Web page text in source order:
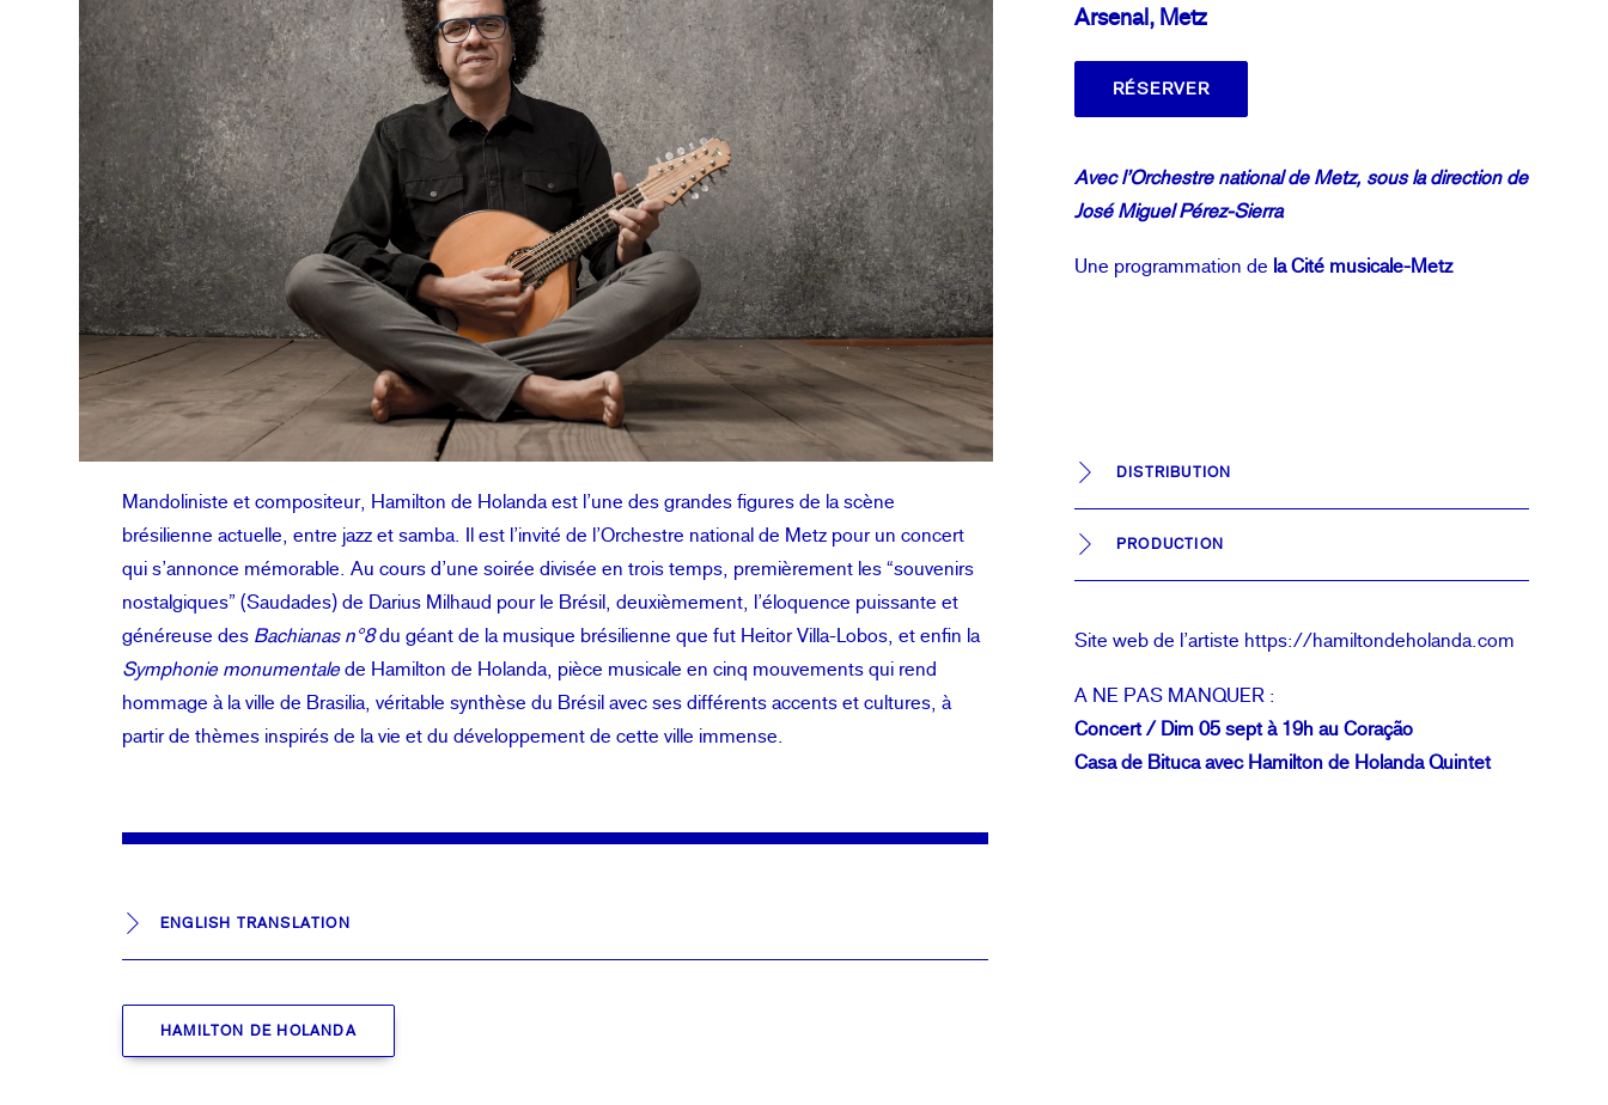
Mandoliniste et compositeur, Hamilton de Holanda est l’une des grandes figures de la scène
brésilienne actuelle, entre jazz et samba. Il est l’invité de l’Orchestre national de Metz pour un concert
qui s’annonce mémorable. Au cours d’une soirée divisée en trois temps, premièrement les “souvenirs
nostalgiques” (Saudades) de Darius Milhaud pour le Brésil, deuxièmement, l’éloquence puissante et
généreuse des Bachianas n°8du géant de la musique brésilienne que fut Heitor Villa-Lobos, et enfin la
Symphonie monumentalede Hamilton de Holanda, pièce musicale en cinq mouvements qui rend
hommage à la ville de Brasilia, véritable synthèse du Brésil avec ses différents accents et cultures, à
partir de thèmes inspirés de la vie et du développement de cette ville immense.
ENGLISH TRANSLATION
HAMILTON DE HOLANDA
Arsenal, Metz
RÉSERVER
Avec l’Orchestre national de Metz, sous la direction de
José Miguel Pérez-Sierra
Une programmation de la Cité musicale-Metz
DISTRIBUTION
PRODUCTION
Site web de l’artiste https://hamiltondeholanda.com
A NE PAS MANQUER :
Concert / Dim 05 sept à 19h au Coração
Casa de Bitucaavec Hamilton de Holanda Quintet